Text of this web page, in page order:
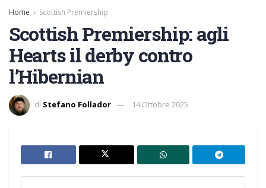
Home Scottish Premiership
Scottish Premiership: agli
Hearts il derby contro
l’Hibernian
di Stefano Follador 14 Ottobre 2025